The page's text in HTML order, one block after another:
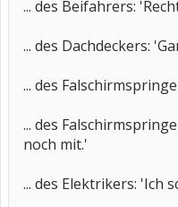
... des Beifahrers:
... des Dachdeckers:
... des
... des
noch mit.'
... des Elektrikers: 'Ich